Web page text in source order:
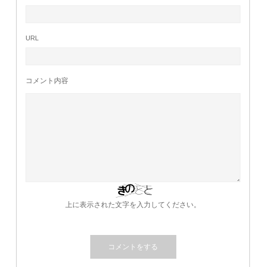
URL
コメント内容
上に表示された文字を入力してください。